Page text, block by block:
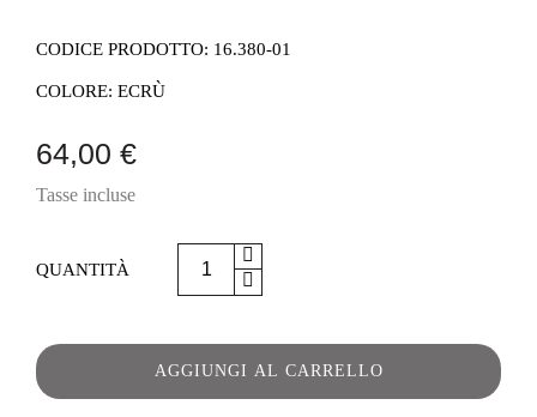
CODICE PRODOTTO: 16.380-01
COLORE: ECRÙ
64,00 €
Tasse incluse
QUANTITÀ
AGGIUNGI AL CARRELLO